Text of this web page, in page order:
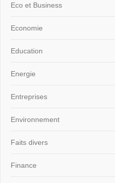
Eco et Business
Economie
Education
Energie
Entreprises
Environnement
Faits divers
Finance